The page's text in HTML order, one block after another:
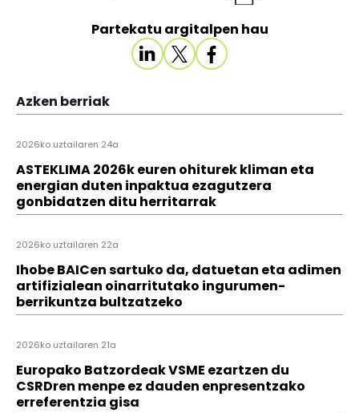
Partekatu argitalpen hau
Azken berriak
2026ko uztailaren 24a
ASTEKLIMA 2026k euren ohiturek kliman eta
energian duten inpaktua ezagutzera
gonbidatzen ditu herritarrak
2026ko uztailaren 22a
Ihobe BAICen sartuko da, datuetan eta adimen
artifizialean oinarritutako ingurumen-
berrikuntza bultzatzeko
2026ko uztailaren 21a
Europako Batzordeak VSME ezartzen du
CSRDren menpe ez dauden enpresentzako
erreferentzia gisa